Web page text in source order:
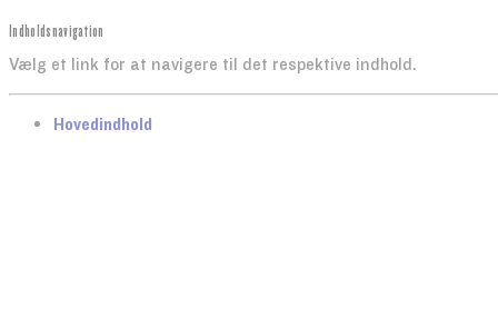
Indholdsnavigation
Vælg et link for at navigere til det respektive indhold.
gå til
Hovedindhold